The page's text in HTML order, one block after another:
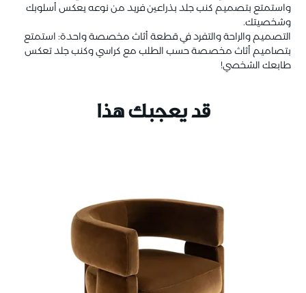
واستمتع بتصميم كنب جلد بذراعين فريد من نوعه يعكس أسلوبك
وشخصيتك.
التصميم والراحة والتفرد في قطعة أثاث مخصصة واحدة: استمتع
بتصاميم أثاث مخصصة حسب الطلب مع كراسي وكنب جلد تعكس
طابعك الشخصي!
قد يعجبك هذا